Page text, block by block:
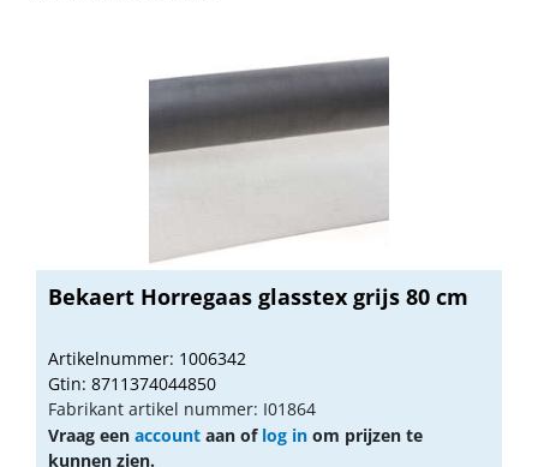
Bekaert Horregaas glasstex grijs 80 cm
Artikelnummer: 1006342
Gtin: 8711374044850
Fabrikant artikel nummer: I01864
Vraag een account aan of log in om prijzen te
kunnen zien.